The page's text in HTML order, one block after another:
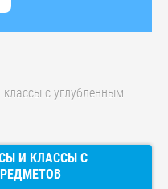
с углубленным
И КЛАССЫ С